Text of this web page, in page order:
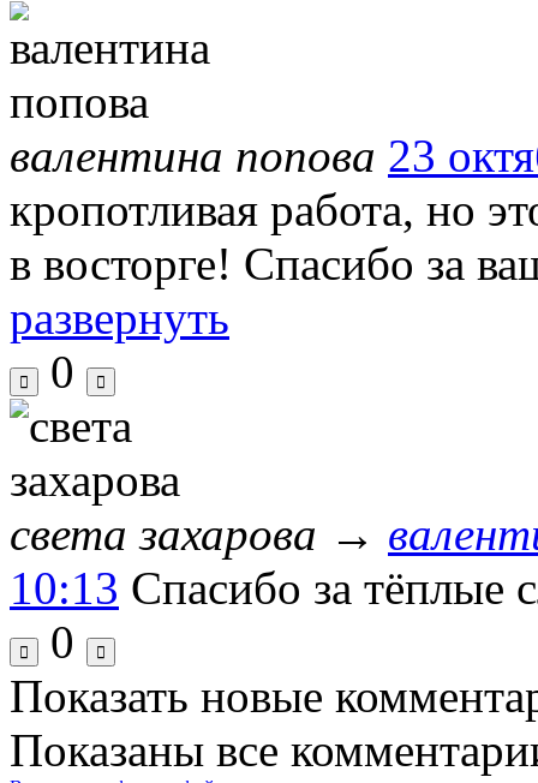
валентина попова 23
кропотливая работа, но
в восторге! Спасибо за
развернуть
0
света захарова →
10:13 Спасибо за тёплые
0
Показать новые
Показаны все